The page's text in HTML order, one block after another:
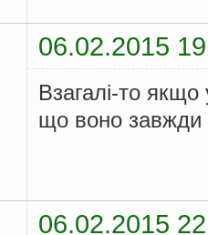
06.02.2015
Взагалі-то
що воно завжди
06.02.2015